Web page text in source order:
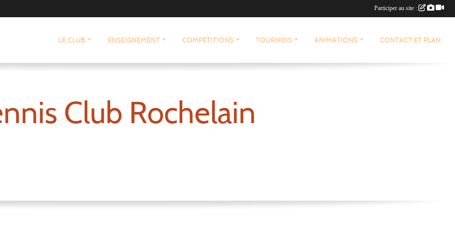
LE CLUB ENSEIGNEMENT COMPÉTITIONS TOURNOIS ANIMATIONS CONTACT ET PLAN
Club Rochelain
Participer au site :